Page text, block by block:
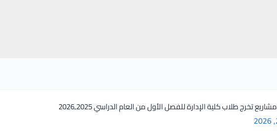
تخرج طلاب كلية الإدارة للفصل الأول من العام الدراسي 2025ـ2026